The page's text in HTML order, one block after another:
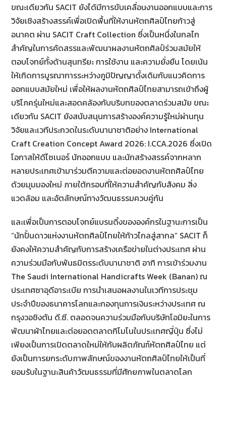
ขณะเดียวกัน SACIT ยังได้มีการขับเคลื่อนงานออกแบบและการ
วิจัยเชิงสร้างสรรค์เพื่อเปิดพื้นที่ให้งานหัตถศิลป์ไทยก้าวสู่
อนาคต ผ่าน SACIT Craft Collection ซึ่งเป็นหนึ่งในกลไก
สำคัญในการคัดสรรและพัฒนาผลงานหัตถศิลป์ร่วมสมัยให้
ตอบโจทย์ทั้งด้านสุนทรียะ การใช้งาน และความยั่งยืน โดยเน้น
ให้เกิดการบูรณาการระหว่างภูมิปัญญาดั้งเดิมกับแนวคิดการ
ออกแบบสมัยใหม่ เพื่อให้ผลงานหัตถศิลป์ไทยสามารถเข้าถึงผู้
บริโภครุ่นใหม่และสอดคล้องกับบริบทของตลาดร่วมสมัย ขณะ
เดียวกัน SACIT ยังสนับสนุนการสร้างองค์ความรู้ใหม่ผ่านทุน
วิจัยและเวทีประกวดในระดับนานาชาติอย่าง International
Craft Creation Concept Award 2026: I.CCA.2026 ซึ่งเปิด
โอกาสให้ดีไซเนอร์ นักออกแบบ และนักสร้างสรรค์จากหลาก
หลายประเทศเข้ามาร่วมตีความและต่อยอดงานหัตถศิลป์ไทย
ด้วยมุมมองใหม่ ภายใต้กรอบที่ให้ความสำคัญกับสังคม สิ่ง
แวดล้อม และอัตลักษณ์ทางวัฒนธรรมควบคู่กัน
และเพื่อเป็นการตอบโจทย์แบรนดิ้งขององค์กรในฐานะการเป็น
“นักปั้นดาวแห่งงานหัตถศิลป์ไทยให้ก้าวไกลสู่สากล” SACIT ก็
ยังคงให้ความสำคัญกับการสร้างเครือข่ายในต่างประเทศ ผ่าน
ความร่วมมือกับพันธมิตรระดับนานาชาติ อาทิ การเข้าร่วมงาน
The Saudi International Handicrafts Week (Banan) ณ
ประเทศซาอุดีอาระเบีย การนำเสนอผลงานในเวทีการประชุม
ประจำปีของธนาคารโลกและกองทุนการเงินระหว่างประเทศ ณ
กรุงวอชิงตัน ดี.ซี. ตลอดจนความร่วมมือกับบริษัทโอมิยะในการ
พัฒนาผ้าไทยและต่อยอดตลาดกิโมโนในประเทศญี่ปุ่น ซึ่งไม่
เพียงเป็นการเปิดตลาดใหม่ให้กับผลิตภัณฑ์หัตถศิลป์ไทย แต่
ยังเป็นการยกระดับภาพลักษณ์ของงานหัตถศิลป์ไทยให้เป็นที่
ยอมรับในฐานะสินค้าวัฒนธรรมที่มีศักยภาพในตลาดโลก